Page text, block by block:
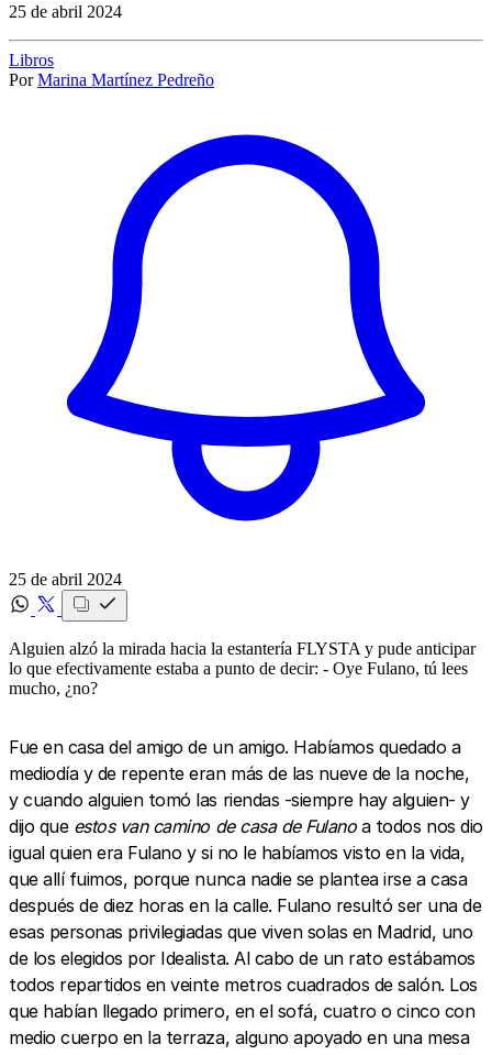
25 de abril 2024
Libros
Por Marina Martínez Pedreño
25 de abril 2024
Alguien alzó la mirada hacia la estantería FLYSTA y pude anticipar
lo que efectivamente estaba a punto de decir: - Oye Fulano, tú lees
mucho, ¿no?
Fue en casa del amigo de un amigo. Habíamos quedado a
mediodía y de repente eran más de las nueve de la noche,
y cuando alguien tomó las riendas -siempre hay alguien- y
dijo que estos van camino de casa de Fulanoa todos nos dio
igual quien era Fulano y si no le habíamos visto en la vida,
que allí fuimos, porque nunca nadie se plantea irse a casa
después de diez horas en la calle. Fulano resultó ser una de
esas personas privilegiadas que viven solas en Madrid, uno
de los elegidos por Idealista. Al cabo de un rato estábamos
todos repartidos en veinte metros cuadrados de salón. Los
que habían llegado primero, en el sofá, cuatro o cinco con
medio cuerpo en la terraza, alguno apoyado en una mesa